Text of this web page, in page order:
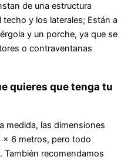
de una estructura
y los laterales; Están a
y un porche, ya que se
o contraventanas
quieres que tenga tu
medida, las dimensiones
x 6 metros, pero todo
También recomendamos